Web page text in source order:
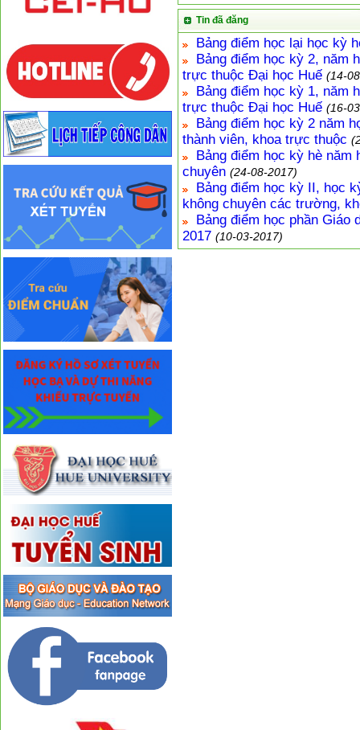
Tin đã đăng
Bảng điểm học lại học kỳ
Bảng điểm học kỳ 2, năm
trực thuộc Đại học Huế (14-
Bảng điểm học kỳ 1, năm
trực thuộc Đại học Huế (16-
Bảng điểm học kỳ 2 năm
thành viên, khoa trực thuộc
Bảng điểm học kỳ hè năm
chuyên (24-08-2017)
Bảng điểm học kỳ II, học
không chuyên các trường,
Bảng điểm học phần Giáo
2017 (10-03-2017)